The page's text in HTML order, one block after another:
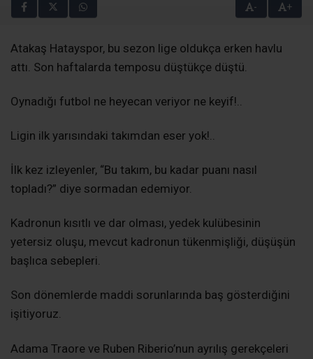
- +
Atakaş Hatayspor, bu sezon lige oldukça erken havlu
attı. Son haftalarda temposu düştükçe düştü.
Oynadığı futbol ne heyecan veriyor ne keyif!..
Ligin ilk yarısındaki takımdan eser yok!..
İlk kez izleyenler, “Bu takım, bu kadar puanı nasıl
topladı?” diye sormadan edemiyor.
Kadronun kısıtlı ve dar olması, yedek kulübesinin
yetersiz oluşu, mevcut kadronun tükenmişliği, düşüşün
başlıca sebepleri.
Son dönemlerde maddi sorunlarında baş gösterdiğini
işitiyoruz.
Adama Traore ve Ruben Riberio’nun ayrılış gerekçeleri